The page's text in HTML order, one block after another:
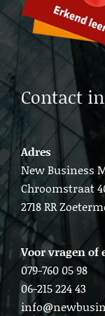
Lead b2b
Contact
Adres
New Business
Chroomstraat
2718 RR
Voor vragen of
079-760 05 98
06-215 224 43